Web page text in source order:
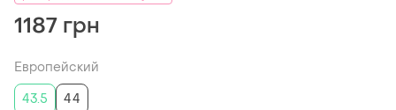
1187 грн
Европейский
43.5
44